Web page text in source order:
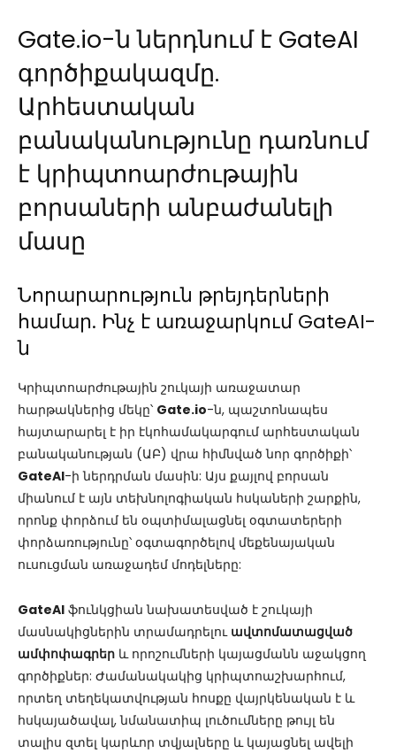
Gate.io-ն ներդնում է GateAI
գործիքակազմը.
Արհեստական
բանականությունը դառնում
է կրիպտոարժութային
բորսաների անբաժանելի
մասը
Նորարարություն թրեյդերների
համար. Ինչ է առաջարկում GateAI-
ն
Կրիպտոարժութային շուկայի առաջատար
հարթակներից մեկը՝ Gate.io-ն, պաշտոնապես
հայտարարել է իր էկոհամակարգում արհեստական
բանականության (ԱԲ) վրա հիմնված նոր գործիքի՝
GateAI-ի ներդրման մասին: Այս քայլով բորսան
միանում է այն տեխնոլոգիական հսկաների շարքին,
որոնք փորձում են օպտիմալացնել օգտատերերի
փորձառությունը՝ օգտագործելով մեքենայական
ուսուցման առաջադեմ մոդելները:
GateAI ֆունկցիան նախատեսված է շուկայի
մասնակիցներին տրամադրելու ավտոմատացված
ամփոփագրեր և որոշումների կայացմանն աջակցող
գործիքներ: Ժամանակակից կրիպտոաշխարհում,
որտեղ տեղեկատվության հոսքը վայրկենական է և
հսկայածավալ, նմանատիպ լուծումները թույլ են
տալիս զտել կարևոր տվյալները և կայացնել ավելի